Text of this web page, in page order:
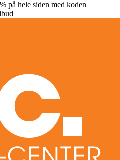
hele siden med koden